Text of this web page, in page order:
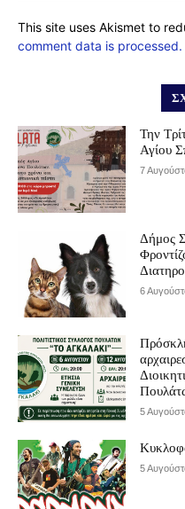
This site uses Akismet to
comment data is processed.
Την
Αγίου
7
Δήμος
6
5
5